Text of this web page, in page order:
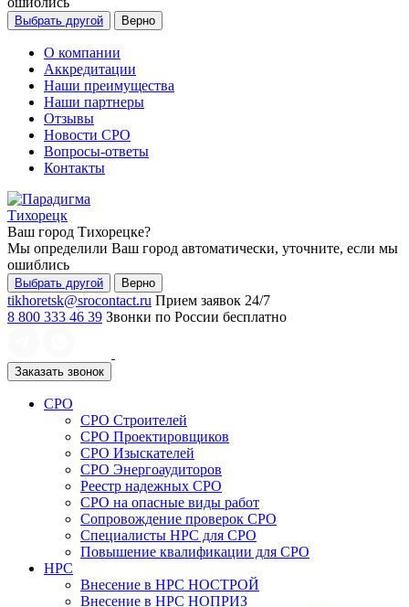
Выбрать другой Верно
О компании
Аккредитации
Наши преимущества
Наши партнеры
Отзывы
Новости СРО
Вопросы-ответы
Контакты
Тихорецк
Ваш город Тихорецке?
Мы определили Ваш город автоматически, уточните, если мы
ошиблись
Выбрать другой Верно
tikhoretsk@srocontact.ru Прием заявок 24/7
8 800 333 46 39 Звонки по России бесплатно
Заказать звонок
СРО
СРО Строителей
СРО Проектировщиков
СРО Изыскателей
СРО Энергоаудиторов
Реестр надежных СРО
СРО на опасные виды работ
Сопровождение проверок СРО
Специалисты НРС для СРО
Повышение квалификации для СРО
НРС
Внесение в НРС НОСТРОЙ
Внесение в НРС НОПРИЗ